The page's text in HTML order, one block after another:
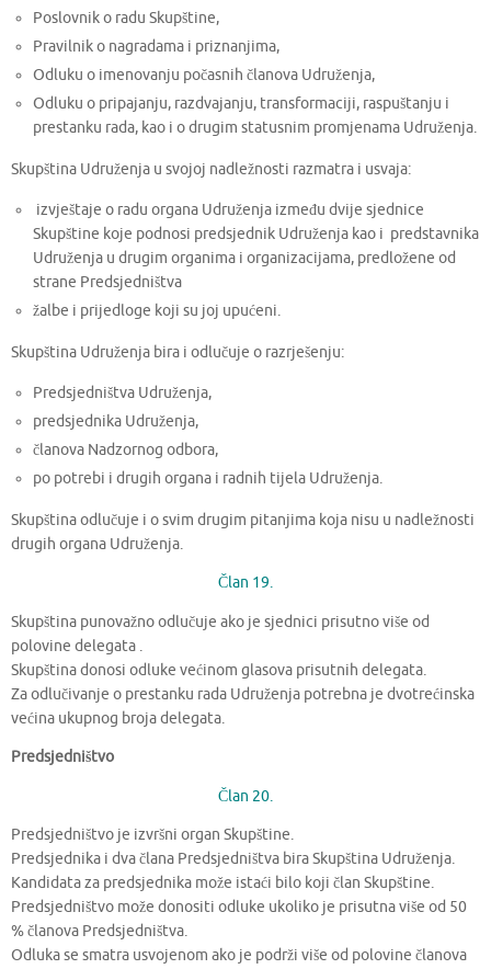
Poslovnik o radu Skupštine,
Pravilnik o nagradama i priznanjima,
Odluku o imenovanju počasnih članova Udruženja,
Odluku o pripajanju, razdvajanju, transformaciji, raspuštanju i
prestanku rada, kao i o drugim statusnim promjenama Udruženja.
Skupština Udruženja u svojoj nadležnosti razmatra i usvaja:
izvještaje o radu organa Udruženja između dvije sjednice
Skupštine koje podnosi predsjednik Udruženja kao i predstavnika
Udruženja u drugim organima i organizacijama, predložene od
strane Predsjedništva
žalbe i prijedloge koji su joj upućeni.
Skupština Udruženja bira i odlučuje o razrješenju:
Predsjedništva Udruženja,
predsjednika Udruženja,
članova Nadzornog odbora,
po potrebi i drugih organa i radnih tijela Udruženja.
Skupština odlučuje i o svim drugim pitanjima koja nisu u nadležnosti
drugih organa Udruženja.
Član 19.
Skupština punovažno odlučuje ako je sjednici prisutno više od
polovine delegata .
Skupština donosi odluke većinom glasova prisutnih delegata.
Za odlučivanje o prestanku rada Udruženja potrebna je dvotrećinska
većina ukupnog broja delegata.
Predsjedništvo
Član 20.
Predsjedništvo je izvršni organ Skupštine.
Predsjednika i dva člana Predsjedništva bira Skupština Udruženja.
Kandidata za predsjednika može istaći bilo koji član Skupštine.
Predsjedništvo može donositi odluke ukoliko je prisutna više od 50
% članova Predsjedništva.
Odluka se smatra usvojenom ako je podrži više od polovine članova